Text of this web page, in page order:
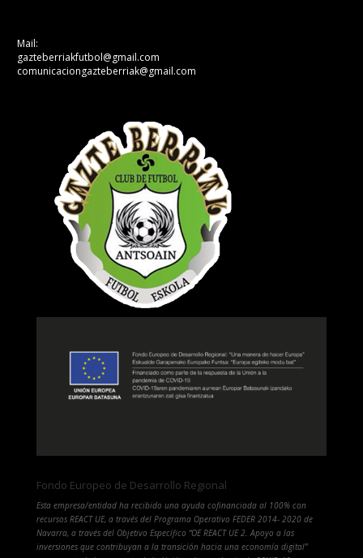
Mail:
gazteberriakfutbol@gmail.com
comunicaciongazteberriak@gmail.com
Fondo Europeo de Desarrollo Regional
Esta empresa/entidad ha recibido una ayuda cofinanciada al 100% con
recursos REACT UE, a través del Programa Operativo FEDER 2014- 2020 de
Navarra, a través del Objetivo Específico “OE REACT UE 2. Apoyo a las
inversiones que contribuyan a la transición hacia una economía digital”